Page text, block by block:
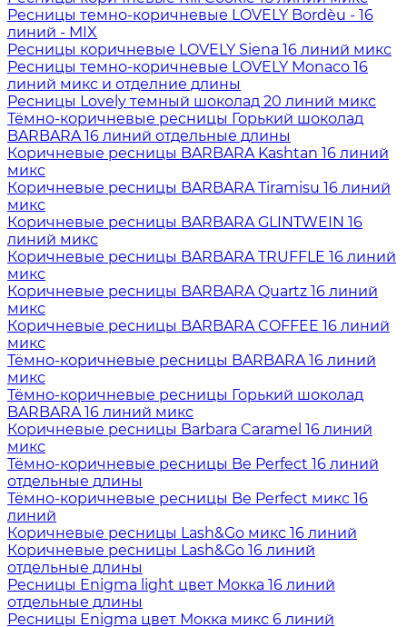
Ресницы темно-коричневые LOVELY Bordèu - 16
линий - MIX
Ресницы коричневые LOVELY Siena 16 линий микс
Ресницы темно-коричневые LOVELY Monaco 16
линий микс и отделние длины
Ресницы Lovely темный шоколад 20 линий микс
Тёмно-коричневые ресницы Горький шоколад
BARBARA 16 линий отдельные длины
Коричневые ресницы BARBARA Kashtan 16 линий
микс
Коричневые ресницы BARBARA Tiramisu 16 линий
микс
Коричневые ресницы BARBARA GLINTWEIN 16
линий микс
Коричневые ресницы BARBARA TRUFFLE 16 линий
микс
Коричневые ресницы BARBARA Quartz 16 линий
микс
Коричневые ресницы BARBARA COFFEE 16 линий
микс
Тёмно-коричневые ресницы BARBARA 16 линий
микс
Тёмно-коричневые ресницы Горький шоколад
BARBARA 16 линий микс
Коричневые ресницы Barbara Caramel 16 линий
микс
Тёмно-коричневые ресницы Be Perfect 16 линий
отдельные длины
Тёмно-коричневые ресницы Be Perfect микс 16
линий
Коричневые ресницы Lash&Go микс 16 линий
Коричневые ресницы Lash&Go 16 линий
отдельные длины
Ресницы Enigma light цвет Мокка 16 линий
отдельные длины
Ресницы Enigma цвет Мокка микс 6 линий